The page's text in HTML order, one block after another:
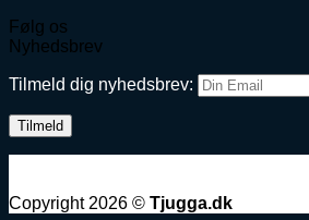
Følg os
Nyhedsbrev
Tilmeld dig nyhedsbrev:
Copyright 2026 © Tjugga.dk